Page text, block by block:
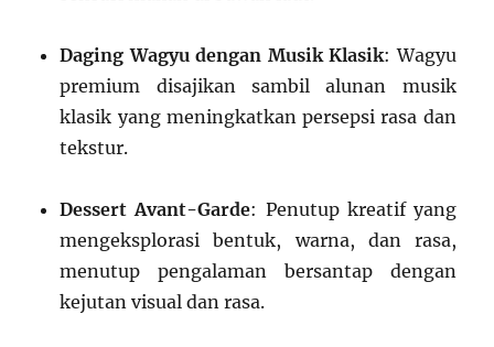
Daging Wagyu dengan Musik Klasik: Wagyu
premium disajikan sambil alunan musik
klasik yang meningkatkan persepsi rasa dan
tekstur.
Dessert Avant-Garde: Penutup kreatif yang
mengeksplorasi bentuk, warna, dan rasa,
menutup pengalaman bersantap dengan
kejutan visual dan rasa.